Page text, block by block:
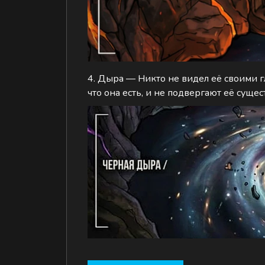
4. Дыра — Никто не видел её своими
что она есть, и не подвергают её